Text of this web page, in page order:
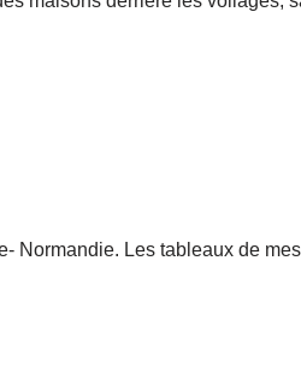
Normandie. Les tableaux de